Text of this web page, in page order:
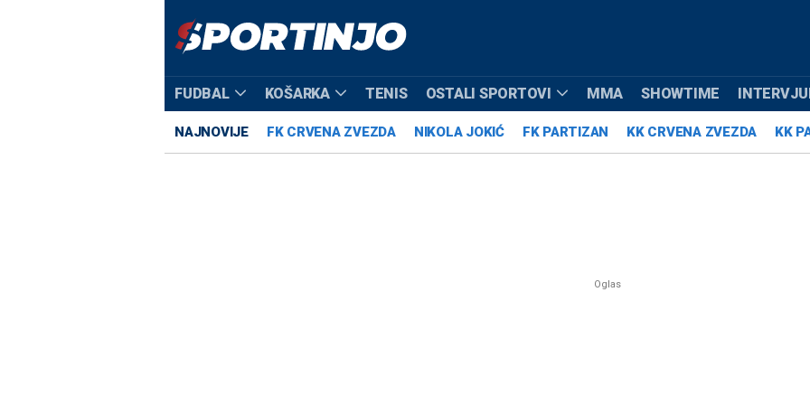
FUDBAL KOŠARKA TENIS OSTALI SPORTOVI MMA SHOWTIME
NAJNOVIJE FK CRVENA ZVEZDA NIKOLA JOKIĆ FK PARTIZAN KK CRVENA ZVEZDA KK